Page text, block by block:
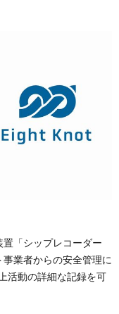
「シップレコーダー
業者からの安全管理に
活動の詳細な記録を可